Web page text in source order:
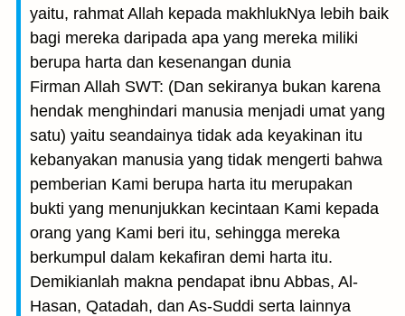
yaitu, rahmat Allah kepada makhlukNya lebih baik
bagi mereka daripada apa yang mereka miliki
berupa harta dan kesenangan dunia
Firman Allah SWT: (Dan sekiranya bukan karena
hendak menghindari manusia menjadi umat yang
satu) yaitu seandainya tidak ada keyakinan itu
kebanyakan manusia yang tidak mengerti bahwa
pemberian Kami berupa harta itu merupakan
bukti yang menunjukkan kecintaan Kami kepada
orang yang Kami beri itu, sehingga mereka
berkumpul dalam kekafiran demi harta itu.
Demikianlah makna pendapat ibnu Abbas, Al-
Hasan, Qatadah, dan As-Suddi serta lainnya